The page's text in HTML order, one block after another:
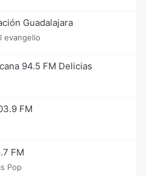
Guadalajara
evangelio
94.5 FM Delicias
FM
FM
Pop